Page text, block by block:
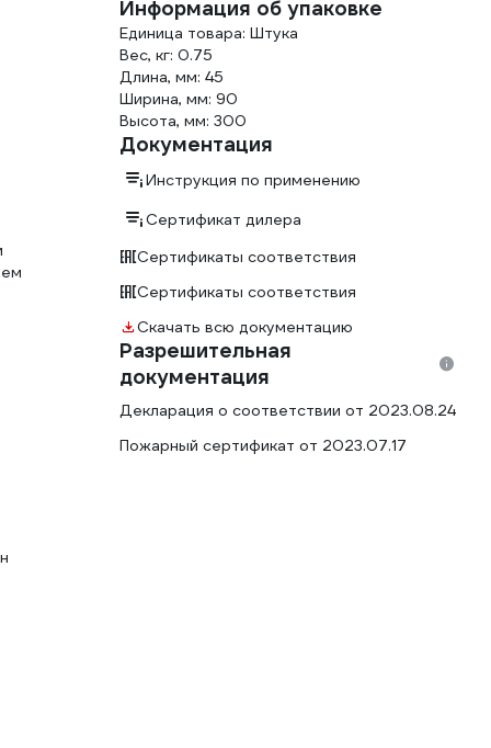
Информация об упаковке
Единица товара: Штука
Вес, кг: 0.75
Длина, мм: 45
Ширина, мм: 90
Высота, мм: 300
Документация
Инструкция по применению
Сертификат дилера
Сертификаты соответствия
Сертификаты соответствия
Скачать всю документацию
Разрешительная
документация
Декларация о соответствии от 2023.08.24
Пожарный сертификат от 2023.07.17